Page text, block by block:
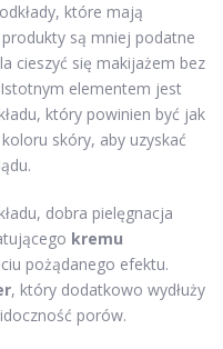
które mają
są mniej podatne
cieszyć się makijażem bez
elementem jest
który powinien być jak
skóry, aby uzyskać
dobra pielęgnacja
kremu
pożądanego efektu.
, który dodatkowo wydłuży
porów.